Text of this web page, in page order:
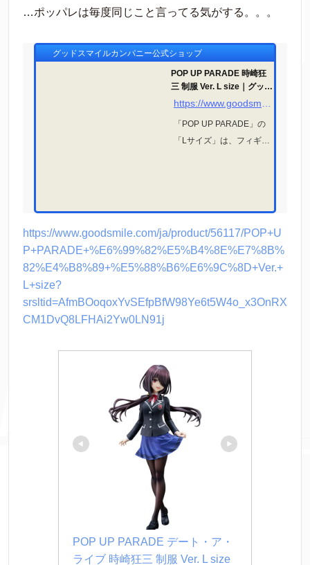
…ポッパレは毎度同じこと言ってる気がする。。。
グッドスマイルカンパニー公式ショップ
POP UP PARADE 時崎狂
三 制服 Ver. L size｜グッド
スマイルカンパニー公式シ
「POP UP PARADE」の
「Lサイズ」は、フィギュ
https://www.goodsmile.com/ja/product/56117/POP+U
P+PARADE+%E6%99%82%E5%B4%8E%E7%8B%
82%E4%B8%89+%E5%88%B6%E6%9C%8D+Ver.+
L+size?
srsltid=AfmBOoqoxYvSEfpBfW98Ye6t5W4o_x3OnRX
CM1DvQ8LFHAi2Yw0LN91j
POP UP PARADE デート・ア・
ライブ 時崎狂三 制服 Ver. L size